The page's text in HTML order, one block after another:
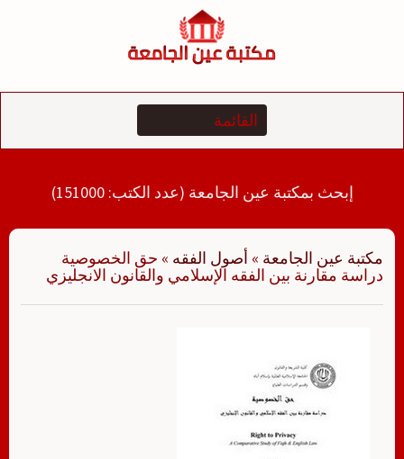
إبحث بمكتبة عين الجامعة (عدد الكتب: 151000)
مكتبة عين الجامعة » أصول الفقه » حق الخصوصية
دراسة مقارنة بين الفقه الإسلامي والقانون الانجليزي